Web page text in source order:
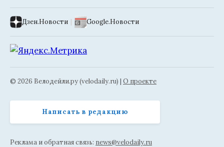
Дзен.Новости | Google.Новости
© 2026 Велодейли.ру (velodaily.ru) | О проекте
Написать в редакцию
Реклама и обратная связь: news@velodaily.ru